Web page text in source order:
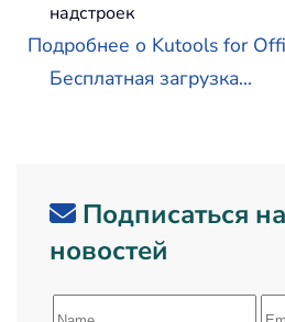
надстроек
Подробнее о Kutools for
Бесплатная загрузка...
Подписаться
новостей